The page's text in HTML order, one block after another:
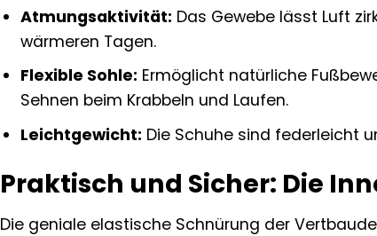
Atmungsaktivität: Das Gewebe lässt Luft
wärmeren Tagen.
Flexible Sohle: Ermöglicht natürliche
Sehnen beim Krabbeln und Laufen.
Leichtgewicht: Die Schuhe sind federleicht
Praktisch und Sicher: Die
Die geniale elastische Schnürung der